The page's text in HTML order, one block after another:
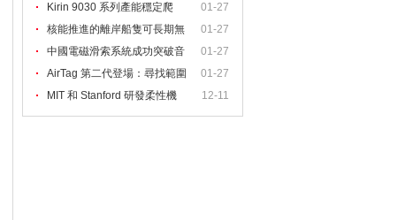
01-27
Kirin 9030 系列產能穩定爬
01-27
核能推進的離岸船隻可長期無
01-27
中國電磁滑索系統成功突破音
01-27
AirTag 第二代登場：尋找範圍
12-11
MIT 和 Stanford 研發柔性機